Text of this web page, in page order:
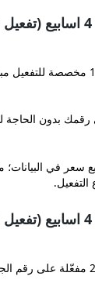
باقة جوي 150 | لمدة 4
وظيفة المنتج: باقة جوي 150
رقمك بدون
باقة جوي 200 | لمدة 4